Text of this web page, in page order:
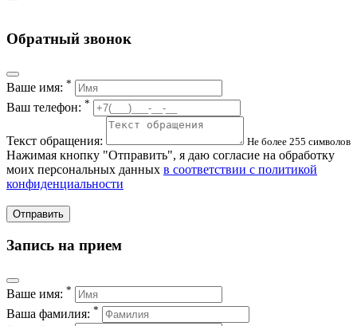
Обратный звонок
Ваше имя: *
Ваш телефон: *
Текст обращения: Не более 255 символов
Нажимая кнопку "Отправить", я даю согласие на обработку
моих персональных данных в соответствии с политикой
конфиденциальности
Отправить
Запись на прием
Ваше имя: *
Ваша фамилия: *